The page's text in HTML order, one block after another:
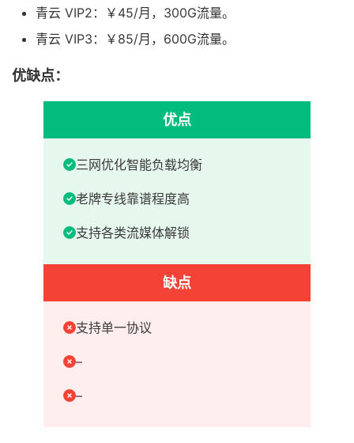
青云 VIP2：￥45/月，300G流量。
青云 VIP3：￥85/月，600G流量。
优缺点：
优点
三网优化智能负载均衡
老牌专线靠谱程度高
支持各类流媒体解锁
缺点
支持单一协议
–
–